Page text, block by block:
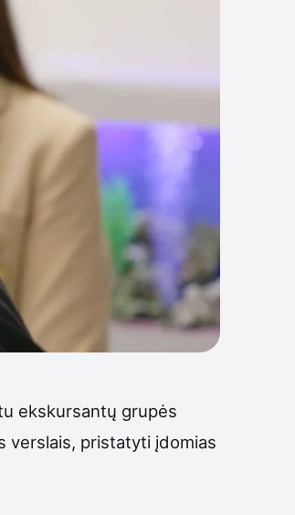
ekskursantų grupės
verslais, pristatyti įdomias